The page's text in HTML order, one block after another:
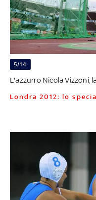
5/14
L'azzurro Nicola Vizzoni,
Londra 2012: lo